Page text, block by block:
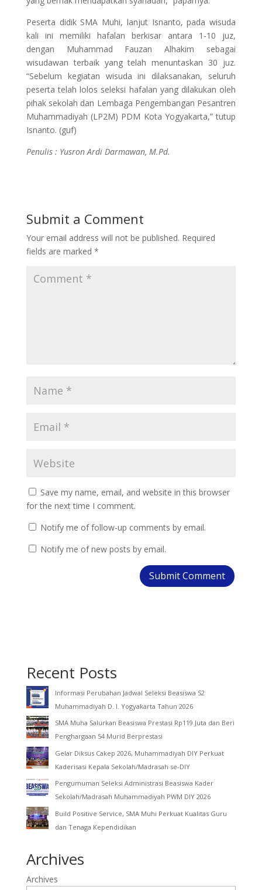
Peserta didik SMA Muhi, lanjut Isnanto, pada wisuda
kali ini memiliki hafalan berkisar antara 1-10 juz,
dengan Muhammad Fauzan Alhakim sebagai
wisudawan terbaik yang telah menuntaskan 30 juz.
“Sebelum kegiatan wisuda ini dilaksanakan, seluruh
peserta telah lolos seleksi hafalan yang dilakukan oleh
pihak sekolah dan Lembaga Pengembangan Pesantren
Muhammadiyah (LP2M) PDM Kota Yogyakarta,” tutup
Isnanto. (guf)
Penulis : Yusron Ardi Darmawan, M.Pd.
Submit a Comment
Your email address will not be published. Required
fields are marked *
Save my name, email, and website in this browser
for the next time I comment.
Notify me of follow-up comments by email.
Notify me of new posts by email.
Recent Posts
Informasi Perubahan Jadwal Seleksi Beasiswa S2
Muhammadiyah D. I. Yogyakarta Tahun 2026
SMA Muha Salurkan Beasiswa Prestasi Rp119 Juta dan Beri
Penghargaan 54 Murid Berprestasi
Gelar Diksus Cakep 2026, Muhammadiyah DIY Perkuat
Kaderisasi Kepala Sekolah/Madrasah se-DIY
Pengumuman Seleksi Administrasi Beasiswa Kader
Sekolah/Madrasah Muhammadiyah PWM DIY 2026
Build Positive Service, SMA Muhi Perkuat Kualitas Guru
dan Tenaga Kependidikan
Archives
Archives